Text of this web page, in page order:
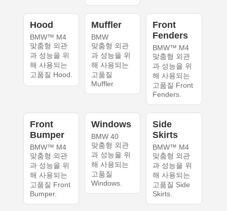
Hood
BMW™ M4
맞춤형 외관
과 성능을 위
해 사용되는
고품질 Hood.
Muffler
BMW
맞춤형 외관
과 성능을 위
해 사용되는
고품질
Muffler.
Front
Fenders
BMW™ M4
맞춤형 외관
과 성능을 위
해 사용되는
고품질 Front
Fenders.
Front
Bumper
BMW™ M4
맞춤형 외관
과 성능을 위
해 사용되는
고품질 Front
Bumper.
Windows
BMW 40
맞춤형 외관
과 성능을 위
해 사용되는
고품질
Windows.
Side
Skirts
BMW™ M4
맞춤형 외관
과 성능을 위
해 사용되는
고품질 Side
Skirts.